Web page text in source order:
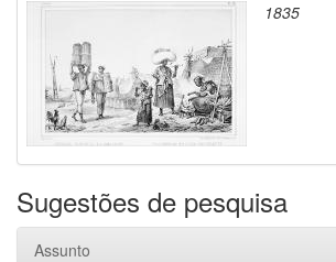
1835
Sugestões de pesquisa
Assunto